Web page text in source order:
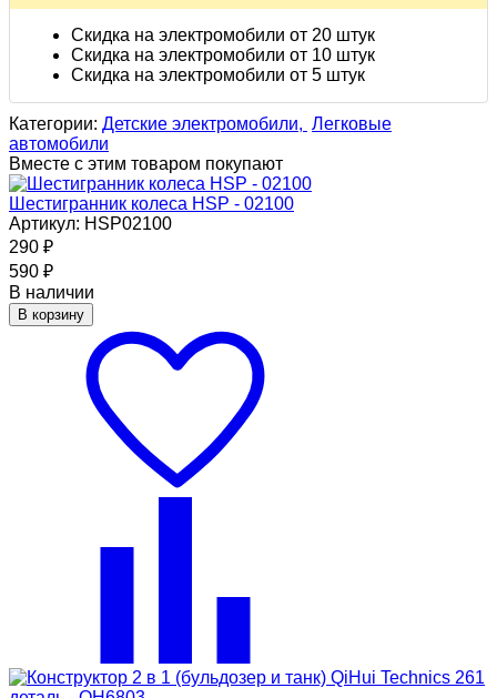
Скидка на электромобили от 20 штук
Скидка на электромобили от 10 штук
Скидка на электромобили от 5 штук
Категории: Детские электромобили, Легковые
автомобили
Вместе с этим товаром покупают
Шестигранник колеса HSP - 02100
Артикул: HSP02100
290 ₽
590 ₽
В наличии
В корзину